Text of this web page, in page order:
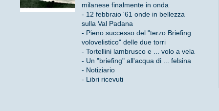
milanese finalmente in onda
- 12 febbraio '61 onde in bellezza
sulla Val Padana
- Pieno successo del "terzo Briefing
volovelistico" delle due torri
- Tortellini lambrusco e ... volo a vela
- Un "briefing" all'acqua di ... felsina
- Notiziario
- Libri ricevuti